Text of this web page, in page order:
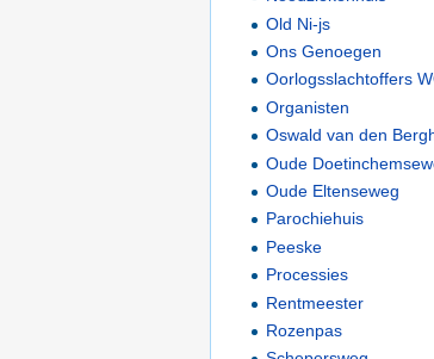
Old Ni-js
Ons Genoegen
Oorlogsslachtoffers
Organisten
Oswald van den
Oude
Oude Eltenseweg
Parochiehuis
Peeske
Processies
Rentmeester
Rozenpas